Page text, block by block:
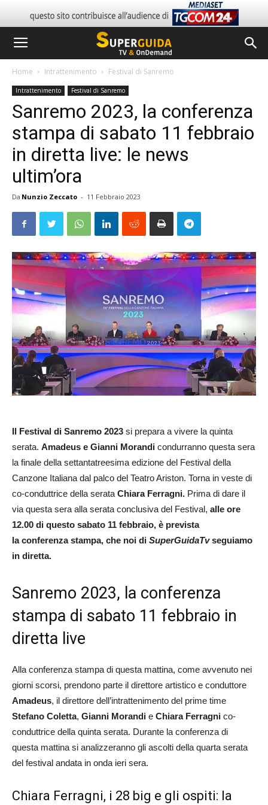
Home Intrattenimento Festival di Sanremo
Intrattenimento Festival di Sanremo
Sanremo 2023, la conferenza
stampa di sabato 11 febbraio
in diretta live: le news
ultim’ora
Da Nunzio Zeccato - 11 Febbraio 2023
Il Festival di Sanremo 2023 si prepara a vivere la quinta
serata. Amadeus e Gianni Morandi condurranno questa sera
la finale della settantatreesima edizione del Festival della
Canzone Italiana dal palco del Teatro Ariston. Torna in veste di
co-conduttrice della serata Chiara Ferragni. Prima di dare il
via questa sera alla serata conclusiva del Festival, alle ore
12.00 di questo sabato 11 febbraio, è prevista
la conferenza stampa, che noi di SuperGuidaTvseguiamo
in diretta.
Sanremo 2023, la conferenza
stampa di sabato 11 febbraio in
diretta live
Alla conferenza stampa di questa mattina, come avvenuto nei
giorni scorsi, prendono parte il direttore artistico e conduttore
Amadeus, il direttore dell’intrattenimento del prime time
Stefano Coletta, Gianni Morandi e Chiara Ferragni co-
conduttrice della quinta serata. Durante la conferenza di
questa mattina si analizzeranno gli ascolti della quarta serata
del festival andata in onda ieri sera.
Chiara Ferragni, i 28 big e gli ospiti: la